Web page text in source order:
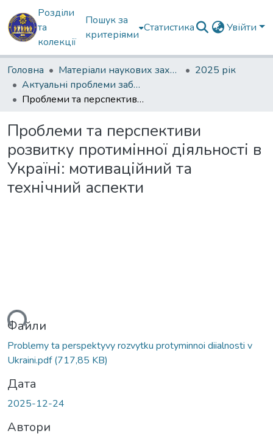
Розділи
та
колекції
Пошук за
критеріями
Статистика Увійти
Головна Матеріали наукових заходів
2025 рік
Актуальні проблеми забезпечення державної безпеки
Проблеми та перспективи розвитку протимінної діяльності в Україні: мотиваційний та технічний аспекти
Проблеми та перспективи
розвитку протимінної діяльності в
Україні: мотиваційний та
технічний аспекти
Файли
Problemy ta perspektyvy rozvytku protyminnoi diialnosti v
Ukraini.pdf(717,85 KB)
Дата
2025-12-24
Автори